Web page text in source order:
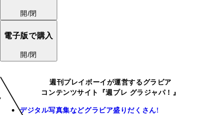
開/閉
電子版で購入
開/閉
週刊プレイボーイが運営するグラビア
コンテンツサイト『週プレ グラジャパ！』
デジタル写真集などグラビア盛りだくさん!